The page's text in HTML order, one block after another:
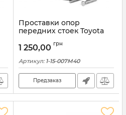
Проставки опор
передних стоек Toyota
007М40)
1 250,00 грн
Артикул: 1-15-007M40
Предзаказ